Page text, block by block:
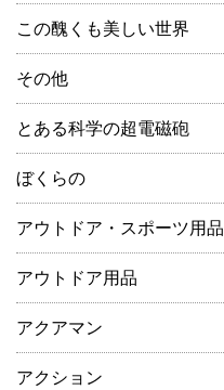
この醜くも美しい世界
その他
とある科学の超電磁砲
ぼくらの
アウトドア・スポーツ用品
アウトドア用品
アクアマン
アクション